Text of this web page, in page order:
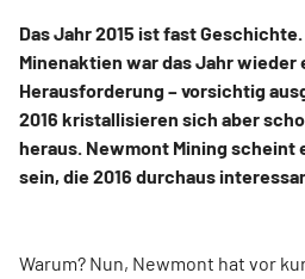
Das Jahr 2015 ist fast
Minenaktien war das Jahr wieder
Herausforderung – vorsichtig
2016 kristallisieren sich aber
heraus. Newmont Mining scheint
sein, die 2016 durchaus
Warum? Nun, Newmont hat vor